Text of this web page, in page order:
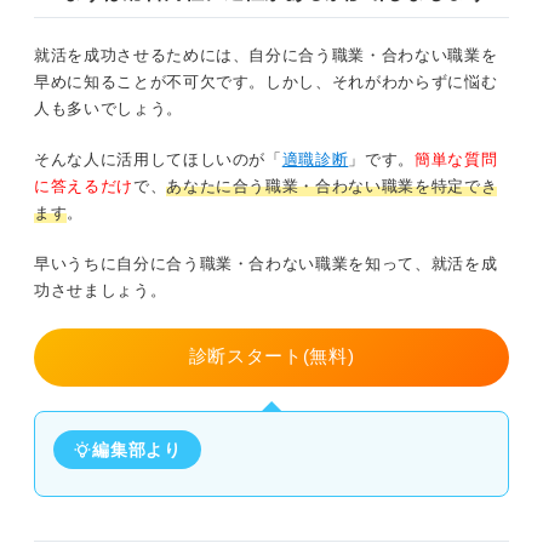
就活を成功させるためには、自分に合う職業・合わない職業を
早めに知ることが不可欠です。しかし、それがわからずに悩む
人も多いでしょう。
そんな人に活用してほしいのが「 適職診断 」です。 簡単な質問
に答えるだけで、あなたに合う職業・合わない職業を特定でき
ます。
早いうちに自分に合う職業・合わない職業を知って、就活を成
功させましょう。
診断スタート(無料)
編集部より